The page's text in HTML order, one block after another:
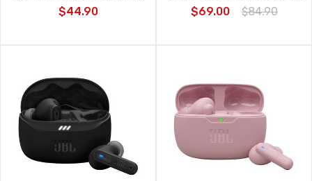
$44.90 $69.00 $84.90